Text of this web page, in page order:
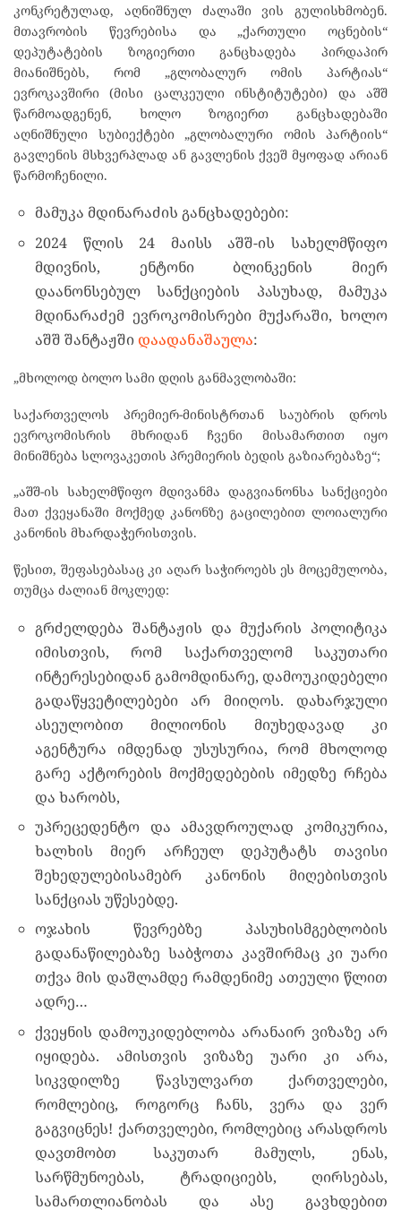
კონკრეტულად, აღნიშნულ ძალაში ვის გულისხმობენ.
მთავრობის წევრებისა და „ქართული ოცნების“
დეპუტატების ზოგიერთი განცხადება პირდაპირ
მიანიშნებს, რომ „გლობალურ ომის პარტიას“
ევროკავშირი (მისი ცალკეული ინსტიტუტები) და აშშ
წარმოადგენენ, ხოლო ზოგიერთ განცხადებაში
აღნიშნული სუბიექტები „გლობალური ომის პარტიის“
გავლენის მსხვერპლად ან გავლენის ქვეშ მყოფად არიან
წარმოჩენილი.
მამუკა მდინარაძის განცხადებები:
2024 წლის 24 მაისს აშშ-ის სახელმწიფო
მდივნის, ენტონი ბლინკენის მიერ
დაანონსებულ სანქციების პასუხად, მამუკა
მდინარაძემ ევროკომისრები მუქარაში, ხოლო
აშშ შანტაჟშიდაადანაშაულა:
„მხოლოდ ბოლო სამი დღის განმავლობაში:
საქართველოს პრემიერ-მინისტრთან საუბრის დროს
ევროკომისრის მხრიდან ჩვენი მისამართით იყო
მინიშნება სლოვაკეთის პრემიერის ბედის გაზიარებაზე“;
„აშშ-ის სახელმწიფო მდივანმა დაგვიანონსა სანქციები
მათ ქვეყანაში მოქმედ კანონზე გაცილებით ლოიალური
კანონის მხარდაჭერისთვის.
წესით, შეფასებასაც კი აღარ საჭიროებს ეს მოცემულობა,
თუმცა ძალიან მოკლედ:
გრძელდება შანტაჟის და მუქარის პოლიტიკა
იმისთვის, რომ საქართველომ საკუთარი
ინტერესებიდან გამომდინარე, დამოუკიდებელი
გადაწყვეტილებები არ მიიღოს. დახარჯული
ასეულობით მილიონის მიუხედავად კი
აგენტურა იმდენად უსუსურია, რომ მხოლოდ
გარე აქტორების მოქმედებების იმედზე რჩება
და ხარობს,
უპრეცედენტო და ამავდროულად კომიკურია,
ხალხის მიერ არჩეულ დეპუტატს თავისი
შეხედულებისამებრ კანონის მიღებისთვის
სანქციას უწესებდე.
ოჯახის წევრებზე პასუხისმგებლობის
გადანაწილებაზე საბჭოთა კავშირმაც კი უარი
თქვა მის დაშლამდე რამდენიმე ათეული წლით
ადრე…
ქვეყნის დამოუკიდებლობა არანაირ ვიზაზე არ
იყიდება. ამისთვის ვიზაზე უარი კი არა,
სიკვდილზე წავსულვართ ქართველები,
რომლებიც, როგორც ჩანს, ვერა და ვერ
გაგვიცნეს! ქართველები, რომლებიც არასდროს
დავთმობთ საკუთარ მამულს, ენას,
სარწმუნოებას, ტრადიციებს, ღირსებას,
სამართლიანობას და ასე გავხდებით